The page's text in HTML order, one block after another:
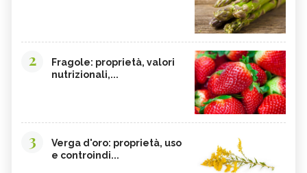
2
Fragole: proprietà, valori
nutrizionali,...
3
Verga d'oro: proprietà, uso
e controindi...